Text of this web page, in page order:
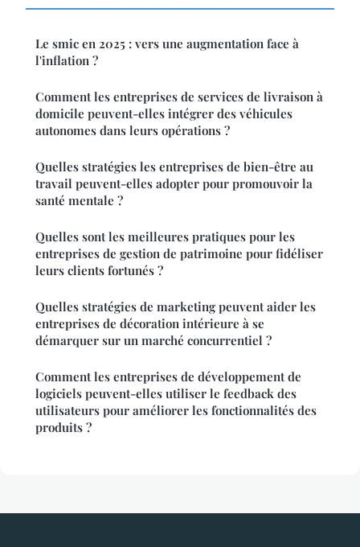
Le smic en 2025 : vers une augmentation face à
l'inflation ?
Comment les entreprises de services de livraison à
domicile peuvent-elles intégrer des véhicules
autonomes dans leurs opérations ?
Quelles stratégies les entreprises de bien-être au
travail peuvent-elles adopter pour promouvoir la
santé mentale ?
Quelles sont les meilleures pratiques pour les
entreprises de gestion de patrimoine pour fidéliser
leurs clients fortunés ?
Quelles stratégies de marketing peuvent aider les
entreprises de décoration intérieure à se
démarquer sur un marché concurrentiel ?
Comment les entreprises de développement de
logiciels peuvent-elles utiliser le feedback des
utilisateurs pour améliorer les fonctionnalités des
produits ?